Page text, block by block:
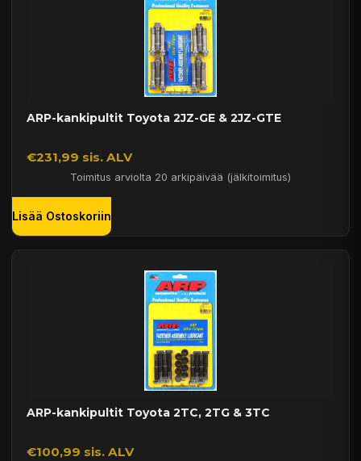
ARP-kankipultit Toyota 2JZ-GE & 2JZ-GTE
€231,99 sis. ALV
Toimitus arviolta 20 arkipäivää (jälkitoimitus)
Lisää Ostoskoriin
ARP-kankipultit Toyota 2TC, 2TG & 3TC
€100,99 sis. ALV